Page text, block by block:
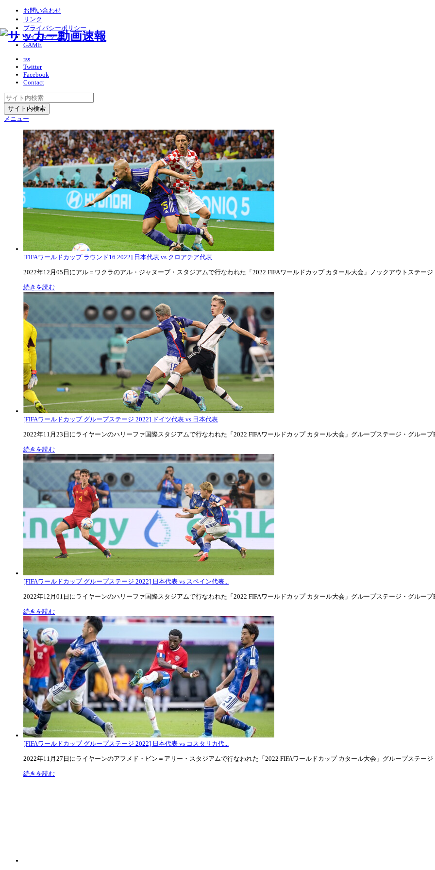
お問い合わせ
リンク
プライバシーポリシー
サイトマップ
GAME
rss
Twitter
Facebook
Contact
メニュー
[FIFAワールドカップ ラウンド16 2022] 日本代表 vs クロアチア代表
2022年12月05日にアル＝ワクラのアル・ジャヌーブ・スタジアムで行なわれた「2022 FIFAワールドカップ カタール大会」ノックアウトステージ
続きを読む
[FIFAワールドカップ グループステージ 2022] ドイツ代表 vs 日本代表
2022年11月23日にライヤーンのハリーファ国際スタジアムで行なわれた「2022 FIFAワールドカップ カタール大会」グループステージ・グループ
続きを読む
[FIFAワールドカップ グループステージ 2022] 日本代表 vs スペイン代表...
2022年12月01日にライヤーンのハリーファ国際スタジアムで行なわれた「2022 FIFAワールドカップ カタール大会」グループステージ・グループ
続きを読む
[FIFAワールドカップ グループステージ 2022] 日本代表 vs コスタリカ代...
2022年11月27日にライヤーンのアフメド・ビン＝アリー・スタジアムで行なわれた「2022 FIFAワールドカップ カタール大会」グループステージ
続きを読む